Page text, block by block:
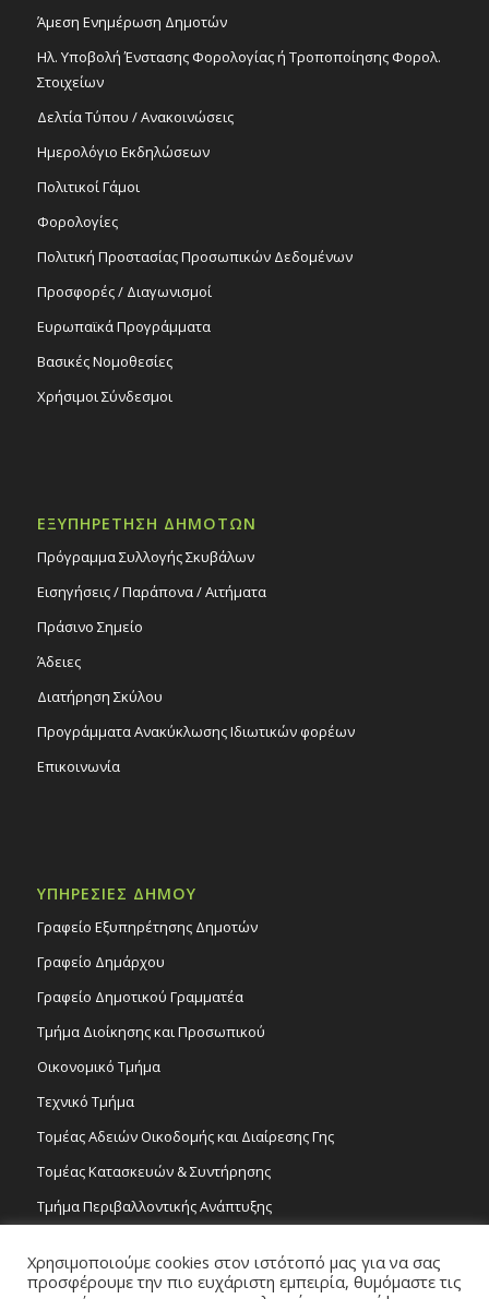
Άμεση Ενημέρωση Δημοτών
Ηλ. Υποβολή Ένστασης Φορολογίας ή Τροποποίησης Φορολ.
Στοιχείων
Δελτία Τύπου / Ανακοινώσεις
Ημερολόγιο Εκδηλώσεων
Πολιτικοί Γάμοι
Φορολογίες
Πολιτική Προστασίας Προσωπικών Δεδομένων
Προσφορές / Διαγωνισμοί
Ευρωπαϊκά Προγράμματα
Βασικές Νομοθεσίες
Χρήσιμοι Σύνδεσμοι
ΕΞΥΠΗΡΕΤΗΣΗ ΔΗΜΟΤΩΝ
Πρόγραμμα Συλλογής Σκυβάλων
Εισηγήσεις / Παράπονα / Αιτήματα
Πράσινο Σημείο
Άδειες
Διατήρηση Σκύλου
Προγράμματα Ανακύκλωσης Ιδιωτικών φορέων
Επικοινωνία
ΥΠΗΡΕΣΙΕΣ ΔΗΜΟΥ
Γραφείο Εξυπηρέτησης Δημοτών
Γραφείο Δημάρχου
Γραφείο Δημοτικού Γραμματέα
Τμήμα Διοίκησης και Προσωπικού
Οικονομικό Τμήμα
Τεχνικό Τμήμα
Τομέας Αδειών Οικοδομής και Διαίρεσης Γης
Τομέας Κατασκευών & Συντήρησης
Τμήμα Περιβαλλοντικής Ανάπτυξης
Τομέας Γραμμάτων και Τεχνών
Χρησιμοποιούμε cookies στον ιστότοπό μας για να σας
προσφέρουμε την πιο ευχάριστη εμπειρία, θυμόμαστε τις